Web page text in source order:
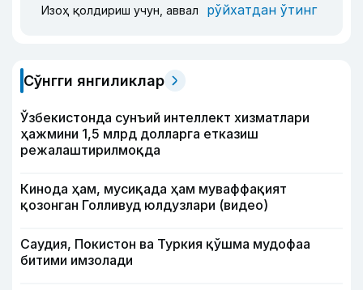
Изоҳ қолдириш учун, аввал рўйхатдан ўтинг
Сўнгги янгиликлар
Ўзбекистонда сунъий интеллект хизматлари
ҳажмини 1,5 млрд долларга етказиш
режалаштирилмоқда
Кинода ҳам, мусиқада ҳам муваффақият
қозонган Голливуд юлдузлари (видео)
Саудия, Покистон ва Туркия қўшма мудофаа
битими имзолади